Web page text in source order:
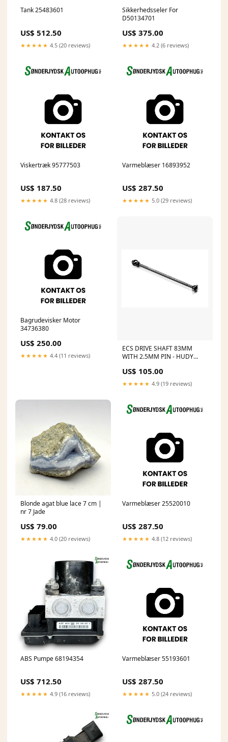
Tank 25483601
US$ 512.50
★★★★★ 4.5 (20 reviews)
Sikkerhedsseler For
D50134701
US$ 375.00
★★★★★ 4.2 (6 reviews)
Viskertræk 95777503
US$ 187.50
★★★★★ 4.8 (28 reviews)
Varmeblæser 16893952
US$ 287.50
★★★★★ 5.0 (29 reviews)
Bagrudevisker Motor
34736380
US$ 250.00
★★★★★ 4.4 (11 reviews)
ECS DRIVE SHAFT 83MM
WITH 2.5MM PIN - HUDY
US$ 105.00
★★★★★ 4.9 (19 reviews)
Blonde agat blue lace 7 cm |
nr 7 Jade
US$ 79.00
★★★★★ 4.0 (20 reviews)
Varmeblæser 25520010
US$ 287.50
★★★★★ 4.8 (12 reviews)
ABS Pumpe 68194354
US$ 712.50
★★★★★ 4.9 (16 reviews)
Varmeblæser 55193601
US$ 287.50
★★★★★ 5.0 (24 reviews)